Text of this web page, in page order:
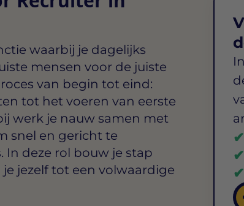
waarbij je dagelijks
mensen voor de juiste
van begin tot eind:
tot het voeren van eerste
werk je nauw samen met
snel en gericht te
In deze rol bouw je stap
jezelf tot een volwaardige